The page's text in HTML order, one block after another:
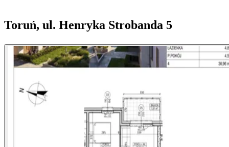
Toruń, ul. Henryka Strobanda 5